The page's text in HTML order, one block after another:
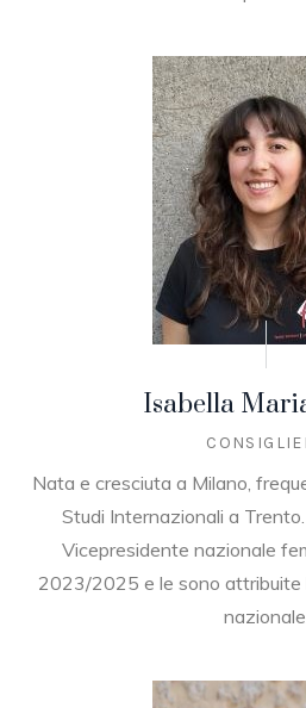
Isabella
Nata e cresciuta a Milano,
Studi Internazionali a
Vicepresidente nazionale
2023/2025 e le sono attribuite